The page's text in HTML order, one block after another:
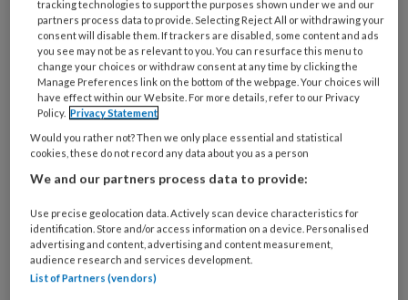
REGISTREREN
Wil je dit artikel lezen?
Maak gratis een account aan en lees 2
artikelen gratis per maand
Wat
is
je
e-
tracking technologies to support the purposes shown under we and our
partners process data to provide. Selecting Reject All or withdrawing your
consent will disable them. If trackers are disabled, some content and ads
you see may not be as relevant to you. You can resurface this menu to
change your choices or withdraw consent at any time by clicking the
Manage Preferences link on the bottom of the webpage. Your choices will
have effect within our Website. For more details, refer to our Privacy
Policy. Privacy Statement
Would you rather not? Then we only place essential and statistical
cookies, these do not record any data about you as a person
We and our partners process data to provide:
Use precise geolocation data. Actively scan device characteristics for
identification. Store and/or access information on a device. Personalised
advertising and content, advertising and content measurement,
audience research and services development.
List of Partners (vendors)